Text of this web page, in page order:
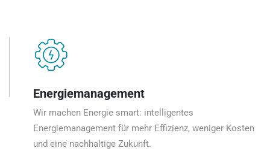
Energiemanagement
Wir machen Energie smart: intelligentes
Energiemanagement für mehr Effizienz, weniger Kosten
und eine nachhaltige Zukunft.